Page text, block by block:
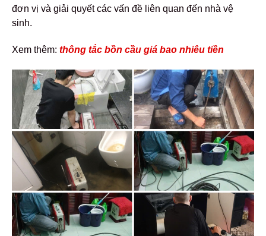
đơn vị và giải quyết các vấn đề liên quan đến nhà vệ
sinh.
Xem thêm: thông tắc bồn cầu giá bao nhiêu tiền